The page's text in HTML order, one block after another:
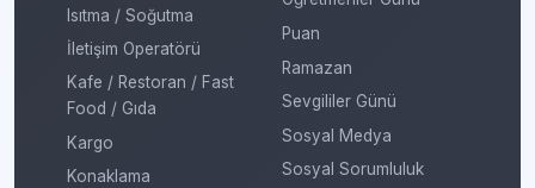
Isıtma / Soğutma
İletişim Operatörü
Kafe / Restoran / Fast
Food / Gıda
Kargo
Konaklama
Puan
Ramazan
Sevgililer Günü
Sosyal Medya
Sosyal Sorumluluk